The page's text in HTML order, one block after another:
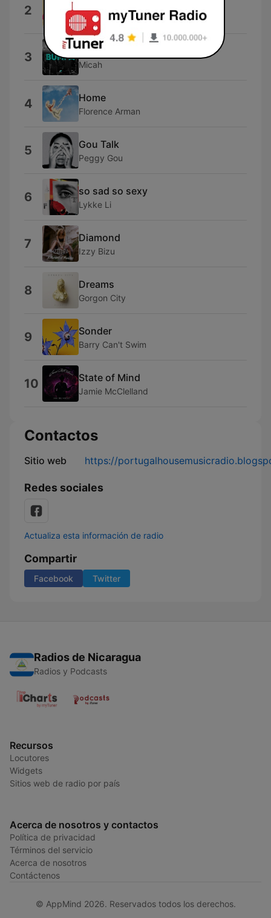
2 SaraoMusic
3 Bumpa (Extended Mix)
Micah
4 Home
Florence Arman
5 Gou Talk
Peggy Gou
6 so sad so sexy
Lykke Li
7 Diamond
Izzy Bizu
8 Dreams
Gorgon City
9 Sonder
Barry Can't Swim
10 State of Mind
Jamie McClelland
Contactos
Sitio web https://
Redes sociales
Actualiza esta información de radio
Compartir
Facebook Twitter
Radios de Nicaragua
Radios y Podcasts
Recursos
Locutores
Widgets
Sitios web de radio por país
Acerca de nosotros y contactos
Política de privacidad
Términos del servicio
Acerca de nosotros
Contáctenos
© AppMind 2026. Reservados todos los derechos.